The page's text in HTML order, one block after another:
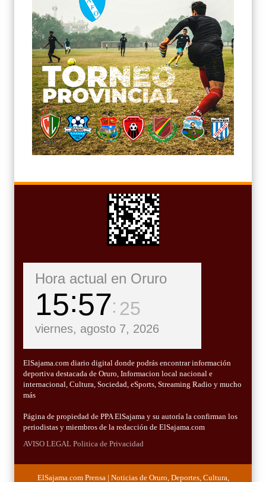
Hora actual en Oruro
15 57 26
viernes, agosto 7, 2026
ElSajama.com diario digital donde podrás encontrar información
deportiva destacada de Oruro, Informacion local nacional e
internacional, Cultura, Sociedad, eSports, Streaming Radio y mucho
más
Página de propiedad de PPA ElSajama y su autoría la confirman los
periodistas y miembros de la redacción de ElSajama.com
AVISO LEGAL Politica de Privacidad
ElSajama.com Prensa | Noticias de Oruro, Deportes, Cultura,